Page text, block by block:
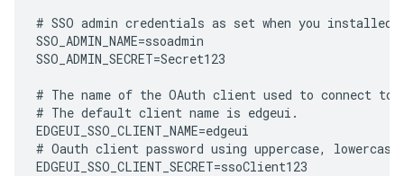
# SSO admin credentials as set when you installed
SSO_ADMIN_NAME=ssoadmin
SSO_ADMIN_SECRET=Secret123
# The name of the OAuth client used to connect to
# The default client name is edgeui.
EDGEUI_SSO_CLIENT_NAME=edgeui
# Oauth client password using uppercase,
EDGEUI_SSO_CLIENT_SECRET=ssoClient123